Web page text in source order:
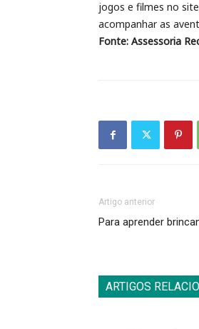
jogos e filmes no
acompanhar as
Fonte: Assessoria
Artigo anterior
Para aprender
ARTIGOS